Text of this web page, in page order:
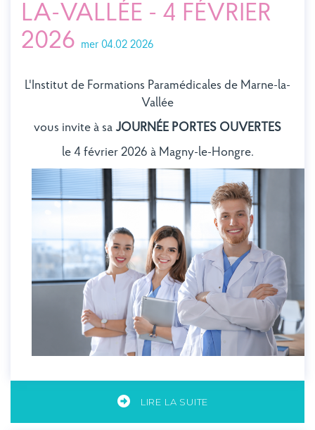
LA-VALLÉE - 4 FÉVRIER
2026
mer 04.02 2026
L'Institut de Formations Paramédicales de Marne-la-
Vallée
vous invite à sa JOURNÉE PORTES OUVERTES
le 4 février 2026 à Magny-le-Hongre.
LIRE LA SUITE